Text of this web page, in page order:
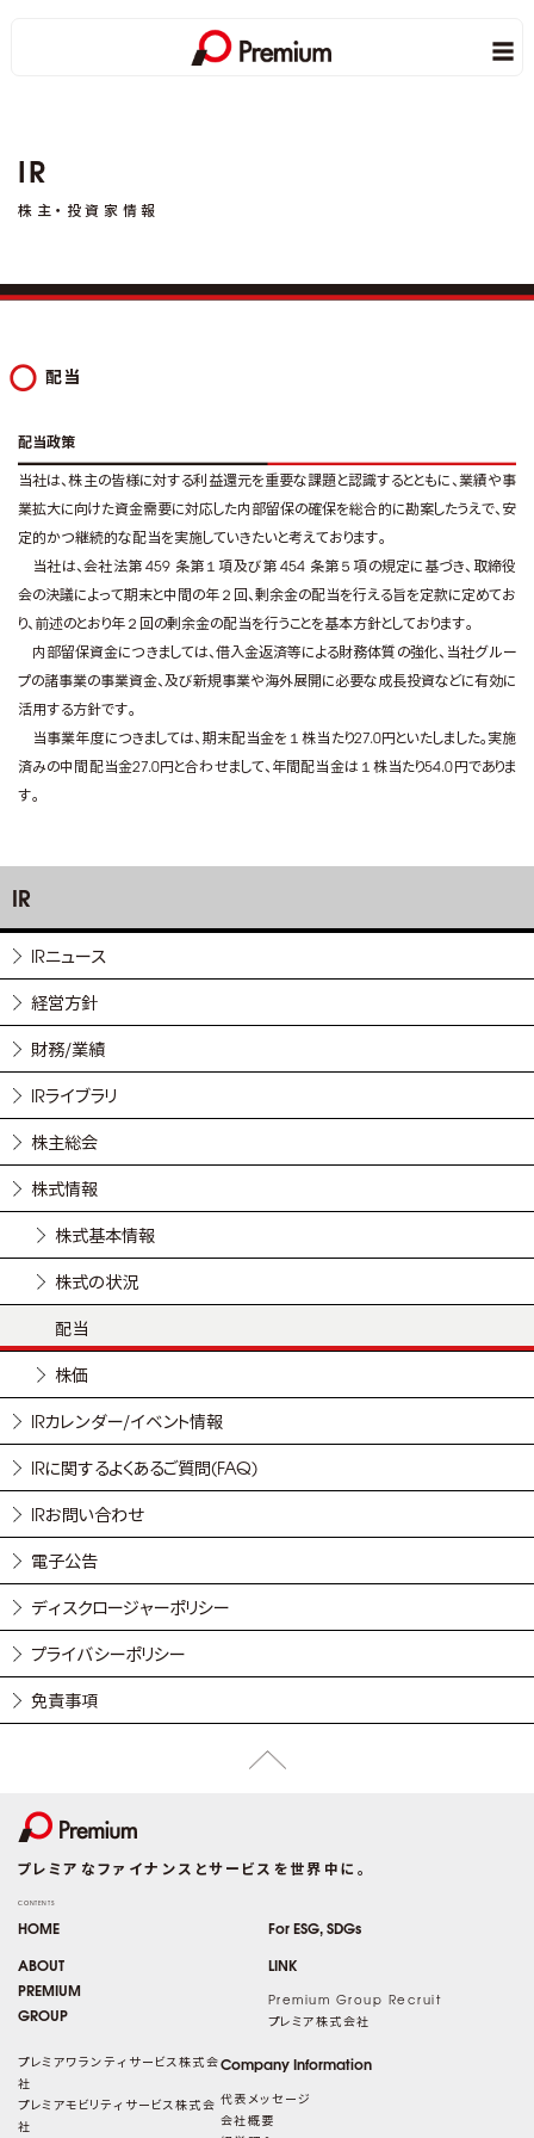
IR
株主・投資家情報
IR
IRニュース
経営方針
財務/業績
IRライブラリ
株主総会
株式情報
株式基本情報
株式の状況
配当
株価
IRカレンダー/イベント情報
IRに関するよくあるご質問(FAQ)
IRお問い合わせ
電子公告
ディスクロージャーポリシー
プライバシーポリシー
免責事項
配当
配当政策
当社は、株主の皆様に対する利益還元を重要な課題と認識するとともに、業績や事
業拡大に向けた資金需要に対応した内部留保の確保を総合的に勘案したうえで、安
定的かつ継続的な配当を実施していきたいと考えております。
当社は、会社法第 459 条第１項及び第 454 条第５項の規定に基づき、取締役
会の決議によって期末と中間の年２回、剰余金の配当を行える旨を定款に定めてお
り、前述のとおり年２回の剰余金の配当を行うことを基本方針としております。
内部留保資金につきましては、借入金返済等による財務体質の強化、当社グルー
プの諸事業の事業資金、及び新規事業や海外展開に必要な成長投資などに有効に
活用する方針です。
当事業年度につきましては、期末配当金を１株当たり27.0円といたしました。実施
済みの中間配当金27.0円と合わせまして、年間配当金は１株当たり54.0円でありま
す。
プレミアなファイナンスとサービスを世界中に。
CONTENTS
HOME
ABOUT
PREMIUM
GROUP
Company Information
代表メッセージ
会社概要
For ESG, SDGs
LINK
Premium Group Recruit
プレミア株式会社
プレミアワランティサービス株式会
社
プレミアモビリティサービス株式会
社